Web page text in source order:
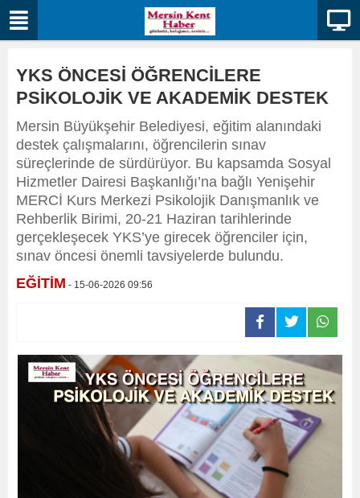
YKS ÖNCESİ ÖĞRENCİLERE
PSİKOLOJİK VE AKADEMİK DESTEK
Mersin Büyükşehir Belediyesi, eğitim alanındaki
destek çalışmalarını, öğrencilerin sınav
süreçlerinde de sürdürüyor. Bu kapsamda Sosyal
Hizmetler Dairesi Başkanlığı’na bağlı Yenişehir
MERCİ Kurs Merkezi Psikolojik Danışmanlık ve
Rehberlik Birimi, 20-21 Haziran tarihlerinde
gerçekleşecek YKS’ye girecek öğrenciler için,
sınav öncesi önemli tavsiyelerde bulundu.
EĞİTİM - 15-06-2026 09:56